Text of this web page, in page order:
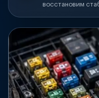
восстановим